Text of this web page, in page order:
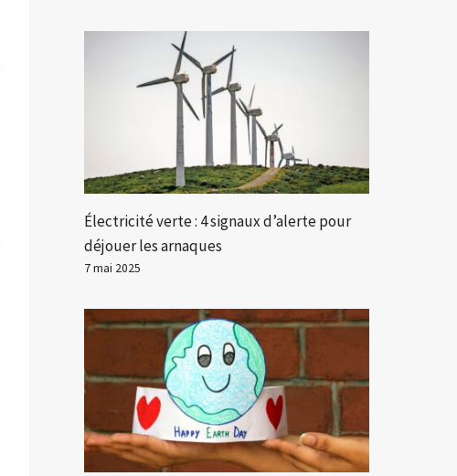
Électricité verte : 4 signaux d’alerte pour
déjouer les arnaques
7 mai 2025